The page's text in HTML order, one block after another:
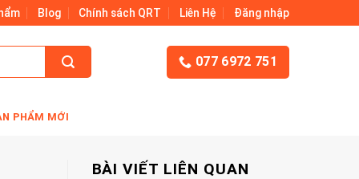
Blog Chính sách QRT Liên Hệ Đăng nhập
077 6972 751
PHẨM MỚI
BÀI VIẾT LIÊN QUAN